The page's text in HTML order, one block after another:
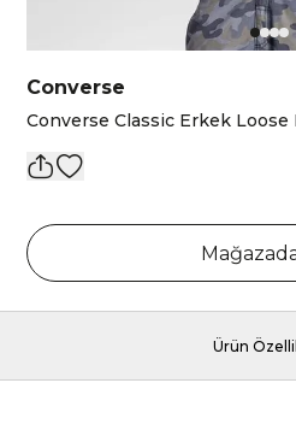
Converse
Converse Classic Erkek
Ürün